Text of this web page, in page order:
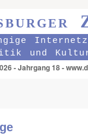
und
- Jahrgang 18 -